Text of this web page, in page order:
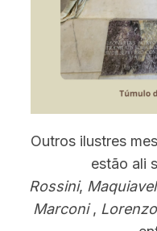
Outros ilustres
estão ali
Rossini, Maquiavel
Marconi,